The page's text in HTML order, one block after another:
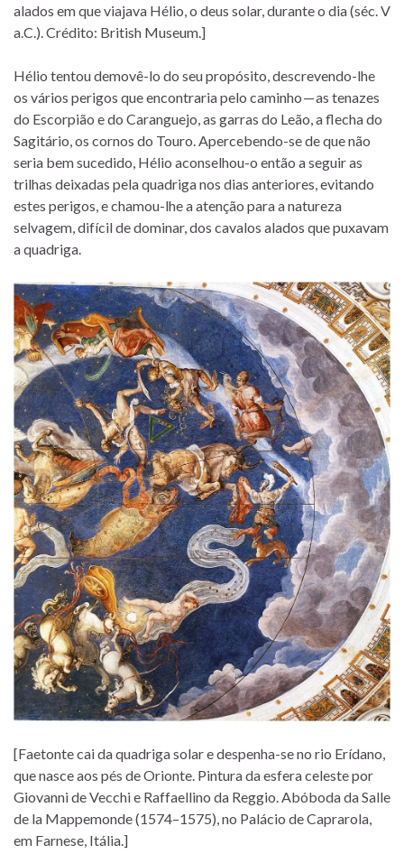
alados em que viajava Hélio, o deus solar, durante o dia (séc. V
a.C.). Crédito: British Museum.]
Hélio tentou demovê-lo do seu propósito, descrevendo-lhe
os vários perigos que encontraria pelo caminho — as tenazes
do Escorpião e do Caranguejo, as garras do Leão, a flecha do
Sagitário, os cornos do Touro. Apercebendo-se de que não
seria bem sucedido, Hélio aconselhou-o então a seguir as
trilhas deixadas pela quadriga nos dias anteriores, evitando
estes perigos, e chamou-lhe a atenção para a natureza
selvagem, difícil de dominar, dos cavalos alados que puxavam
a quadriga.
[Faetonte cai da quadriga solar e despenha-se no rio Erídano,
que nasce aos pés de Orionte. Pintura da esfera celeste por
Giovanni de Vecchi e Raffaellino da Reggio. Abóboda da Salle
de la Mappemonde (1574–1575), no Palácio de Caprarola,
em Farnese, Itália.]